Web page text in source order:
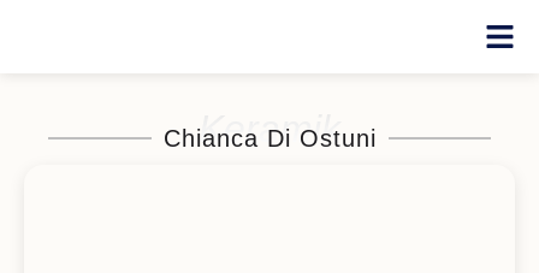
Keramik
Chianca Di Ostuni